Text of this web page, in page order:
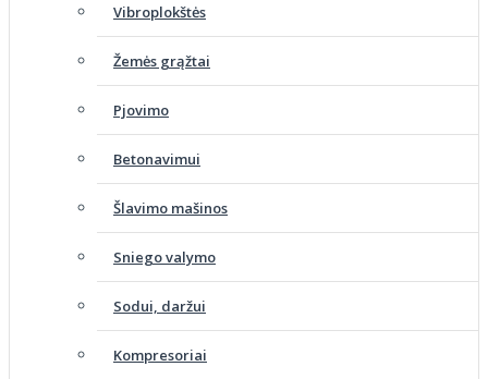
Vibroplokštės
Žemės grąžtai
Pjovimo
Betonavimui
Šlavimo mašinos
Sniego valymo
Sodui, daržui
Kompresoriai